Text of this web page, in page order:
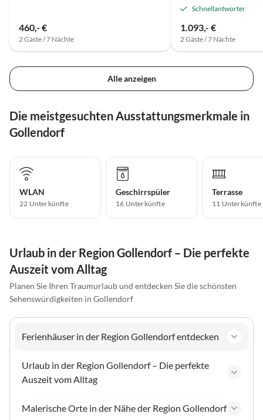
460,- €
2 Gäste / 7 Nächte
Schnellantworter
1.093,- €
2 Gäste / 7 Nächte
Alle anzeigen
Die meistgesuchten Ausstattungsmerkmale in
Gollendorf
WLAN
22 Unterkünfte
Geschirrspüler
16 Unterkünfte
Terrasse
11 Unterkünfte
Urlaub in der Region Gollendorf – Die perfekte
Auszeit vom Alltag
Planen Sie Ihren Traumurlaub und entdecken Sie die schönsten
Sehenswürdigkeiten in Gollendorf
Ferienhäuser in der Region Gollendorf entdecken
Urlaub in der Region Gollendorf – Die perfekte
Auszeit vom Alltag
Malerische Orte in der Nähe der Region Gollendorf